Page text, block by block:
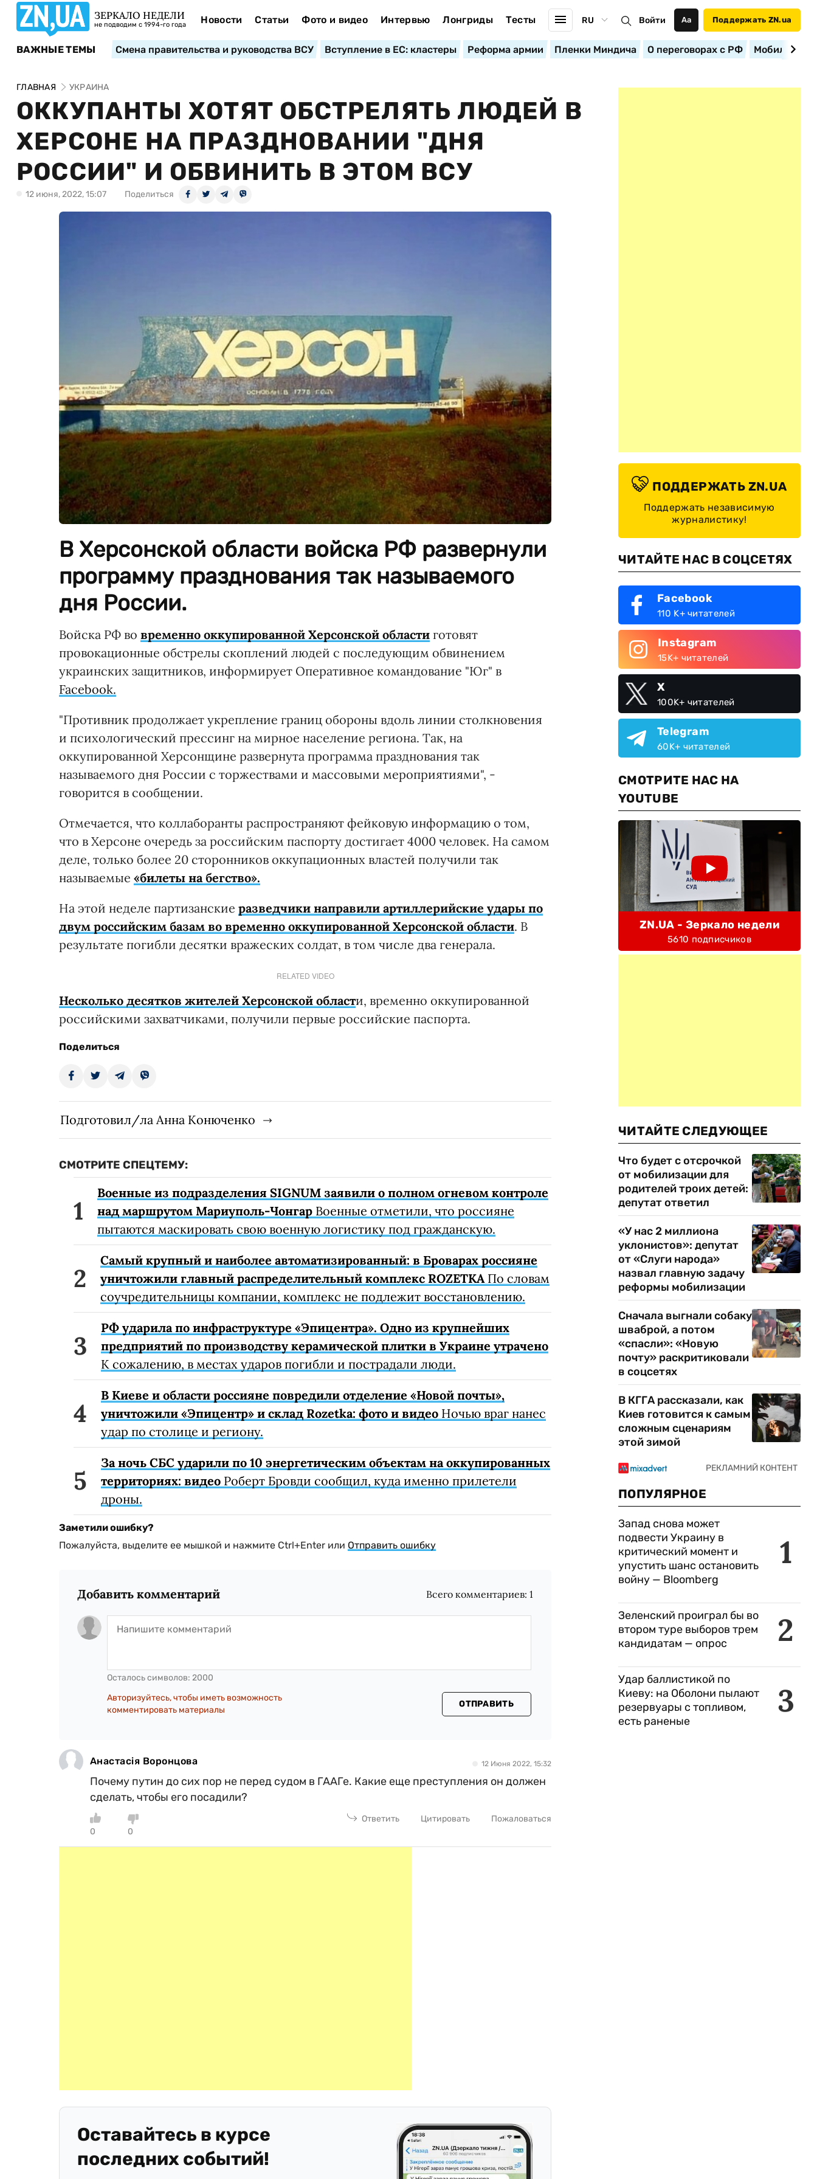
ЗЕРКАЛО НЕДЕЛИ
не подводим с 1994-го года Новости Статьи Фото и видео Интервью Лонгриды Тесты RU Войти Аа Поддержать ZN.ua
ВАЖНЫЕ ТЕМЫ Смена правительства и руководства ВСУ Вступление в ЕС: кластеры Реформа армии Пленки Миндича О переговорах с РФ
ГЛАВНАЯ УКРАИНА
ОККУПАНТЫ ХОТЯТ ОБСТРЕЛЯТЬ ЛЮДЕЙ В
ХЕРСОНЕ НА ПРАЗДНОВАНИИ "ДНЯ
РОССИИ" И ОБВИНИТЬ В ЭТОМ ВСУ
12 июня, 2022, 15:07 Поделиться
В Херсонской области войска РФ развернули
программу празднования так называемого
дня России.
Войска РФ во временно оккупированной Херсонской области готовят
провокационные обстрелы скоплений людей с последующим обвинением
украинских защитников, информирует Оперативное командование "Юг" в
Facebook.
"Противник продолжает укрепление границ обороны вдоль линии столкновения
и психологический прессинг на мирное население региона. Так, на
оккупированной Херсонщине развернута программа празднования так
называемого дня России с торжествами и массовыми мероприятиями", -
говорится в сообщении.
Отмечается, что коллаборанты распространяют фейковую информацию о том,
что в Херсоне очередь за российским паспорту достигает 4000 человек. На самом
деле, только более 20 сторонников оккупационных властей получили так
называемые «билеты на бегство».
На этой неделе партизанские разведчики направили артиллерийские удары по
двум российским базам во временно оккупированной Херсонской области. В
результате погибли десятки вражеских солдат, в том числе два генерала.
RELATED VIDEO
Несколько десятков жителей Херсонской области, временно оккупированной
российскими захватчиками, получили первые российские паспорта.
Поделиться
Подготовил/ла Анна Конюченко
СМОТРИТЕ СПЕЦТЕМУ:
Военные из подразделения SIGNUM заявили о полном огневом контроле
над маршрутом Мариуполь-Чонгар Военные отметили, что россияне
пытаются маскировать свою военную логистику под гражданскую.
Самый крупный и наиболее автоматизированный: в Броварах россияне
уничтожили главный распределительный комплекс ROZETKAПо словам
соучредительницы компании, комплекс не подлежит восстановлению.
РФ ударила по инфраструктуре «Эпицентра». Одно из крупнейших
предприятий по производству керамической плитки в Украине утрачено
К сожалению, в местах ударов погибли и пострадали люди.
В Киеве и области россияне повредили отделение «Новой почты»,
уничтожили «Эпицентр» и склад Rozetka: фото и видео Ночью враг нанес
удар по столице и региону.
За ночь СБС ударили по 10 энергетическим объектам на оккупированных
территориях: видео Роберт Бровди сообщил, куда именно прилетели
дроны.
Заметили ошибку?
Пожалуйста, выделите ее мышкой и нажмите Ctrl+Enter или Отправить ошибку
Добавить комментарий Всего комментариев:1
Осталось символов: 2000
Авторизуйтесь, чтобы иметь возможность
комментировать материалы
ОТПРАВИТЬ
Анастасія Воронцова 12 Июня 2022, 15:32
Почему путин до сих пор не перед судом в ГААГе. Какие еще преступления он должен
сделать, чтобы его посадили?
0 0
Ответить Цитировать Пожаловаться
Оставайтесь в курсе
последних событий!
ПОДДЕРЖАТЬ ZN.UA
Поддержать независимую
журналистику!
ЧИТАЙТЕ НАС В СОЦСЕТЯХ
Facebook
110 K+ читателей
Instagram
15K+ читателей
X
100K+ читателей
Telegram
60K+ читателей
СМОТРИТЕ НАС НА
YOUTUBE
ZN.UA - Зеркало недели
5610 подписчиков
ЧИТАЙТЕ СЛЕДУЮЩЕЕ
Что будет с отсрочкой
от мобилизации для
родителей троих детей:
депутат ответил
«У нас 2 миллиона
уклонистов»: депутат
от «Слуги народа»
назвал главную задачу
реформы мобилизации
Сначала выгнали собаку
шваброй, а потом
«спасли»: «Новую
почту» раскритиковали
в соцсетях
В КГГА рассказали, как
Киев готовится к самым
сложным сценариям
этой зимой
ПОПУЛЯРНОЕ
1
Запад снова может
подвести Украину в
критический момент и
упустить шанс остановить
войну — Bloomberg
2
Зеленский проиграл бы во
втором туре выборов трем
кандидатам — опрос
3
Удар баллистикой по
Киеву: на Оболони пылают
резервуары с топливом,
есть раненые